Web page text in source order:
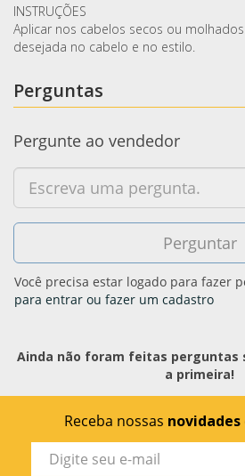
INSTRUÇÕES
Aplicar nos cabelos secos ou
desejada no cabelo e no estilo.
Perguntas
Pergunte ao vendedor
Você precisa estar logado para fazer
para entrar ou fazer um cadastro
Ainda não foram feitas perguntas
a primeira!
Receba nossas novidades